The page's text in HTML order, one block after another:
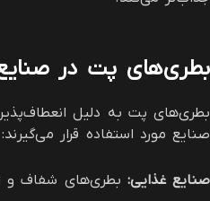
بطری‌های پت در
بطری‌های پت به دلیل
صنایع مورد استفاده قرار می‌گیرند:
صنایع غذایی: بطری‌های شفاف و